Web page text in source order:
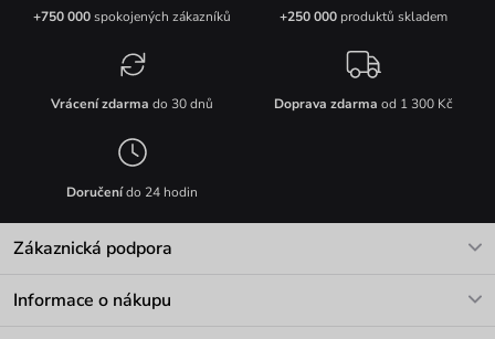
+750 000spokojených zákazníků +250 000produktů skladem
Vrácení zdarma do 30 dnů Doprava zdarma od 1 300 Kč
Doručenído 24 hodin
Zákaznická podpora
Informace o nákupu